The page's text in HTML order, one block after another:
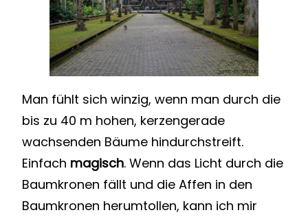
Man fühlt sich winzig, wenn man durch die
bis zu 40 m hohen, kerzengerade
wachsenden Bäume hindurchstreift.
Einfach magisch. Wenn das Licht durch die
Baumkronen fällt und die Affen in den
Baumkronen herumtollen, kann ich mir